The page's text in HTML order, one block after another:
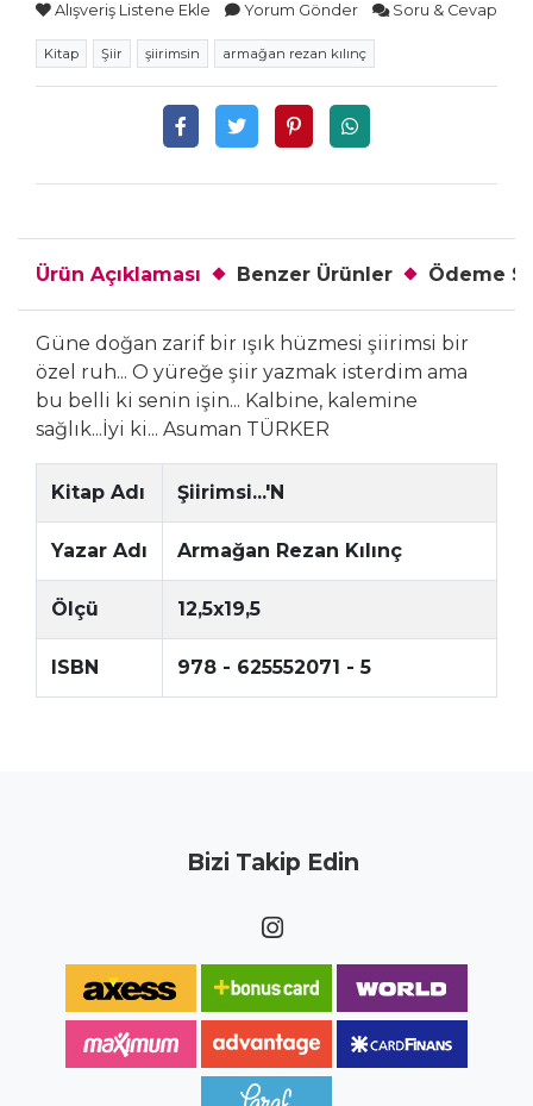
Alışveriş Listene Ekle Yorum Gönder Soru & Cevap
Kitap Şiir şiirimsin armağan rezan kılınç
Ürün Açıklaması Benzer Ürünler Ödeme
Güne doğan zarif bir ışık hüzmesi şiirimsi bir
özel ruh... O yüreğe şiir yazmak isterdim ama
bu belli ki senin işin... Kalbine, kalemine
sağlık...İyi ki... Asuman TÜRKER
Kitap Adı Şiirimsi...'N
Yazar Adı Armağan Rezan Kılınç
Ölçü 12,5x19,5
ISBN 978 - 625552071 - 5
Bizi Takip Edin